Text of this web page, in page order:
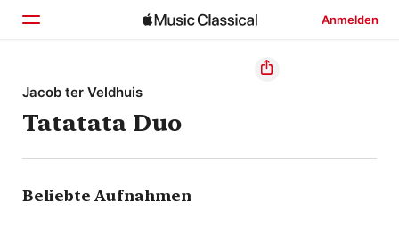
Anmelden
Startseite
Entdecken
Suchen
Jacob ter Veldhuis
Tatatata Duo
Beliebte Aufnahmen